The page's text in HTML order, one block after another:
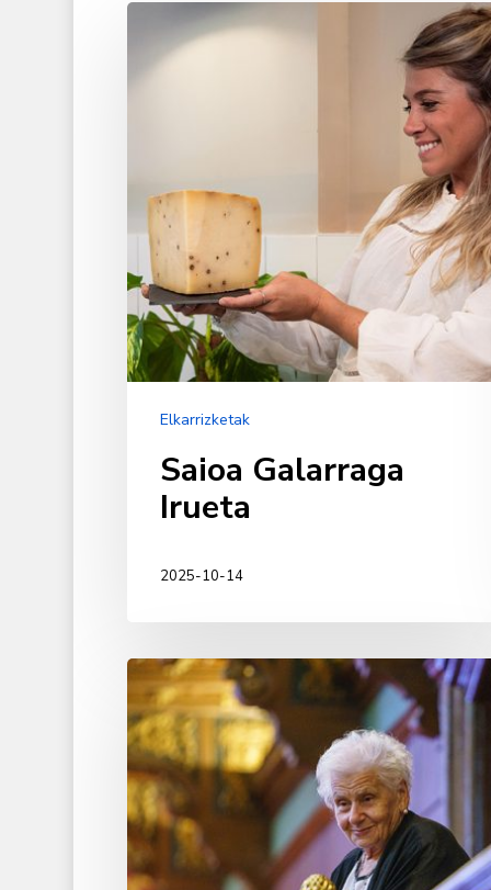
Saioa
Galarraga
Irueta
Elkarrizketak
Saioa Galarraga
Irueta
2025-10-14
Alumni
Emeritua:
Gloria
Díez
Valbuena